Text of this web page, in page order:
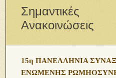
Σημαντικές
Ανακοινώσεις
15η ΠΑΝΕΛΛΗΝΙΑ
ΕΝΩΜΕΝΗΣ ΡΩΜΗΟΣΥΝΗΣ